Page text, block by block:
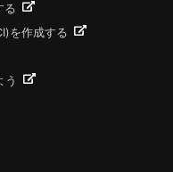
る
を作成する
う